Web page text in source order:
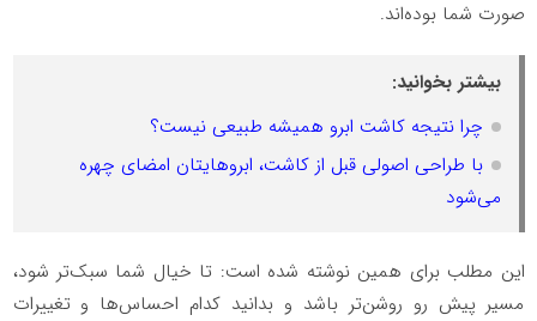
صورت شما بوده‌اند.
بیشتر بخوانید:
چرا نتیجه کاشت ابرو همیشه طبیعی نیست؟
با طراحی اصولی قبل از کاشت، ابروهایتان امضای چهره
می‌شود
این مطلب برای همین نوشته شده است: تا خیال شما سبک‌تر شود،
مسیر پیش رو روشن‌تر باشد و بدانید کدام احساس‌ها و تغییرات